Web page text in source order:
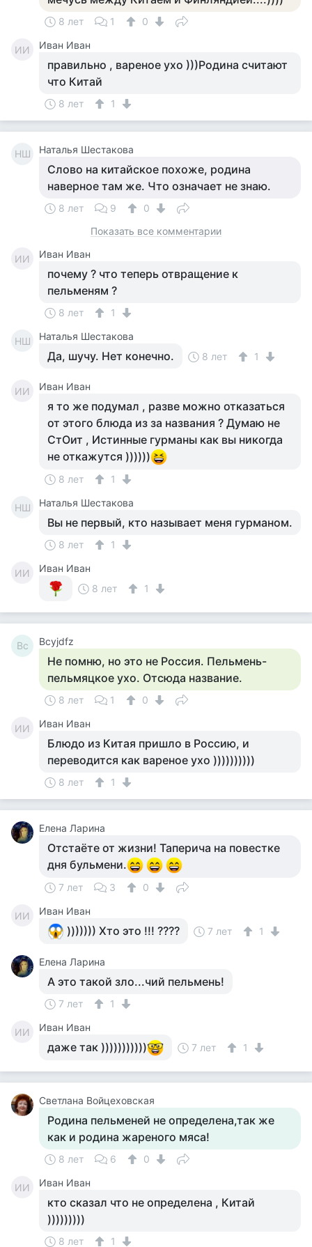
8 лет 1 0
ИИ Иван Иван
правильно , вареное ухо )))Родина считают
что Китай
8 лет 1
НШ Наталья Шестакова
Слово на китайское похоже, родина
наверное там же. Что означает не знаю.
8 лет 9
0
Показать все комментарии
ИИ Иван Иван
почему ? что теперь отвращение к
пельменям ?
8 лет 1
НШ Наталья Шестакова
Да, шучу. Нет конечно. 8 лет 1
ИИ Иван Иван
я то же подумал , разве можно отказаться
от этого блюда из за названия ? Думаю не
СтОит , Истинные гурманы как вы никогда
не откажутся ))))))
8 лет 1
НШ Наталья Шестакова
Вы не первый, кто называет меня гурманом.
8 лет 1
ИИ
Иван Иван
8 лет
1
Bc Bcyjdfz
Не помню, но это не Россия. Пельмень-
пельмяцкое ухо. Отсюда название.
8 лет 1 0
ИИ Иван Иван
Блюдо из Китая пришло в Россию, и
переводится как вареное ухо ))))))))))
8 лет 1
Елена Ларина
Отстаёте от жизни! Таперича на повестке
дня бульмени.
7 лет 3 0
ИИ Иван Иван
))))))) Хто это !!! ???? 7 лет 1
Елена Ларина
А это такой зло...чий пельмень!
7 лет 1
ИИ Иван Иван
даже так ))))))))))) 7 лет 1
Светлана Войцеховская
Родина пельменей не определена,так же
как и родина жареного мяса!
8 лет 6 0
ИИ Иван Иван
кто сказал что не определена , Китай
)))))))))
8 лет 1